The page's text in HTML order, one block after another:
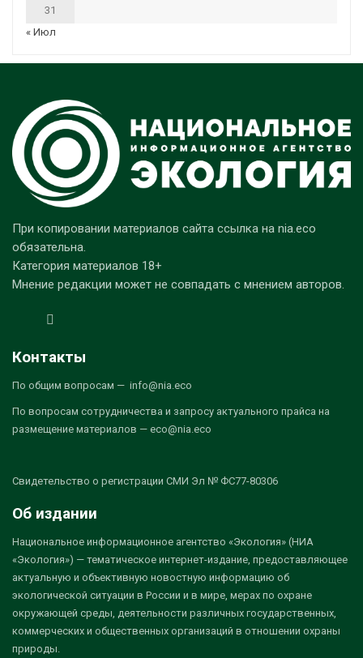
31
« Июл
При копировании материалов сайта ссылка на nia.eco
обязательна.
Категория материалов 18+
Мнение редакции может не совпадать с мнением авторов.
Контакты
По общим вопросам — info@nia.eco
По вопросам сотрудничества и запросу актуального прайса на
размещение материалов — eco@nia.eco
Свидетельство о регистрации СМИ Эл № ФС77-80306
Об издании
Национальное информационное агентство «Экология» (НИА
«Экология») — тематическое интернет-издание, предоставляющее
актуальную и объективную новостную информацию об
экологической ситуации в России и в мире, мерах по охране
окружающей среды, деятельности различных государственных,
коммерческих и общественных организаций в отношении охраны
природы.